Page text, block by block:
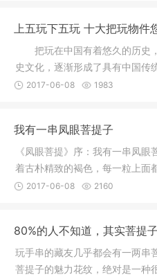
上五玩下五玩 十大把玩物件
把玩在中国有着悠久的历史
史文化，逐渐形成了具有中国传
玩可分为
2017-06-08 1983
我有一串凤眼菩提子
《凤眼菩提》序：我有一串凤
着古朴精致的褐色，每一粒上面
喜欢这一
2017-06-08 2160
80%的人不知道，其实菩提
玩手串的藏友几乎都会有一两串
菩提子的魅力花纹，绝对是一种